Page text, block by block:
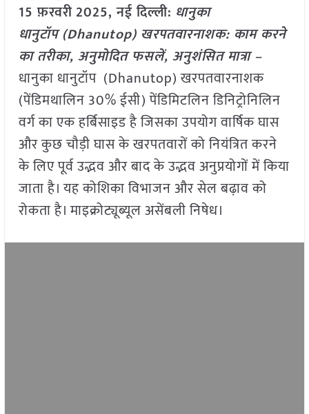
15 फ़रवरी2025, नई दिल्ली: धानुका
धानुटॉप (Dhanutop) खरपतवारनाशक: काम करने
का तरीका, अनुमोदित फसलें, अनुशंसित मात्रा –
धानुका धानुटॉप (Dhanutop) खरपतवारनाशक
(पेंडिमथालिन 30% ईसी) पेंडिमिटलिन डिनिट्रोनिलिन
वर्ग का एक हर्बिसाइड है जिसका उपयोग वार्षिक घास
और कुछ चौड़ी घास के खरपतवारों को नियंत्रित करने
के लिए पूर्व उद्भव और बाद के उद्भव अनुप्रयोगों में किया
जाता है। यह कोशिका विभाजन और सेल बढ़ाव को
रोकता है। माइक्रोट्यूब्यूल असेंबली निषेध।